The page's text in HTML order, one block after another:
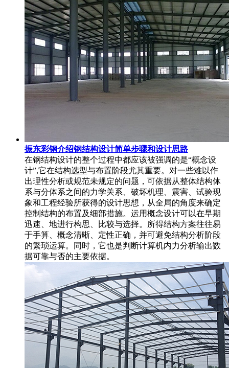
振东彩钢介绍钢结构设计简单步骤和设计思路
在钢结构设计的整个过程中都应该被强调的是“概念设
计”,它在结构选型与布置阶段尤其重要。对一些难以作
出理性分析或规范未规定的问题，可依据从整体结构体
系与分体系之间的力学关系、破坏机理、震害、试验现
象和工程经验所获得的设计思想，从全局的角度来确定
控制结构的布置及细部措施。运用概念设计可以在早期
迅速、地进行构思、比较与选择。所得结构方案往往易
于手算、概念清晰、定性正确，并可避免结构分析阶段
的繁琐运算。同时，它也是判断计算机内力分析输出数
据可靠与否的主要依据。